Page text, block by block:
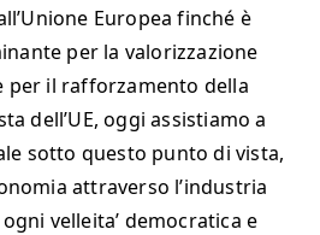
Europea finché è
per la valorizzazione
per il rafforzamento della
dell’UE, oggi assistiamo a
sotto questo punto di vista,
attraverso l’industria
velleita’ democratica e